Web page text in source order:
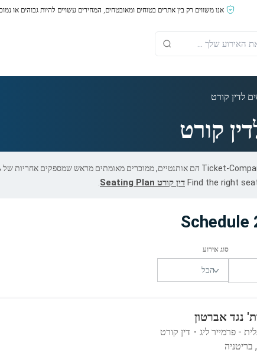
אנו משווים רק בין אתרים בטוחים ומאובטחים, המחירים עשויים להיות גבוהים או
לדין קורט
דין קורט
Find the right דין קורט Seating Plan .
נגד אברטון
- פרמייר ליג ・ דין קורט
בריטניה